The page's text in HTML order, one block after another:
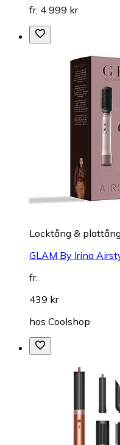
fr. 4 999 kr
Locktång &
GLAM By Irina
fr.
439 kr
hos Coolshop